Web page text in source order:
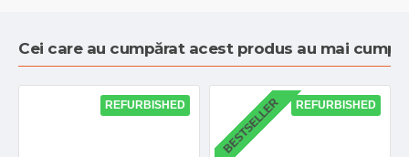
Cei care au cumpărat acest produs au mai
REFURBISHED BESTSELLER REFURBISHED